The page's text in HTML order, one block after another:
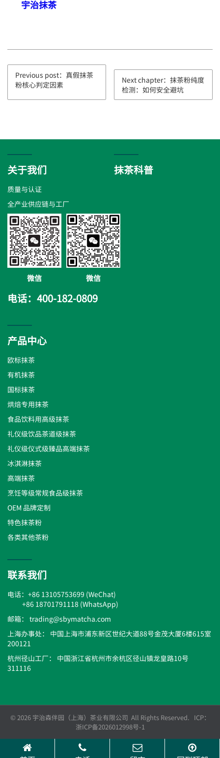
宇治抹茶
Previous post：真假抹茶
粉核心判定因素
Next chapter：抹茶粉纯度
检测：如何安全避坑
关于我们
质量与认证
全产业供应链与工厂
微信 微信
电话：400-182-0809
抹茶科普
产品中心
欧标抹茶
有机抹茶
国标抹茶
烘焙专用抹茶
食品饮料用高级抹茶
礼仪级饮品茶道级抹茶
礼仪级仪式级臻品高端抹茶
冰淇淋抹茶
高端抹茶
烹饪等级常规食品级抹茶
OEM 品牌定制
特色抹茶粉
各类其他茶粉
联系我们
电话：+86 13105753699 (WeChat)
+86 18701791118 (WhatsApp)
邮箱： trading@sbymatcha.com
上海办事处： 中国上海市浦东新区世纪大道88号金茂大厦6楼615室
200121
杭州径山工厂： 中国浙江省杭州市余杭区径山镇龙皇路10号
311116
© 2026 宇治森伴园（上海）茶业有限公司 All Rights Reserved. ICP：
浙ICP备2026012998号-1